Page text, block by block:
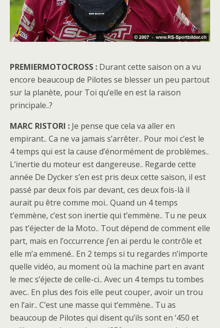
PREMIERMOTOCROSS : Durant cette saison on a vu
encore beaucoup de Pilotes se blesser un peu partout
sur la planète, pour Toi qu’elle en est la raison
principale..?
MARC RISTORI : Je pense que cela va aller en
empirant.. Ca ne va jamais s’arrêter.. Pour moi c’est le
4 temps qui est la cause d’énormément de problèmes..
L’inertie du moteur est dangereuse.. Regarde cette
année De Dycker s’en est pris deux cette saison, il est
passé par deux fois par devant, ces deux fois-là il
aurait pu être comme moi.. Quand un 4 temps
t’emmène, c’est son inertie qui t’emmène.. Tu ne peux
pas t’éjecter de la Moto.. Tout dépend de comment elle
part, mais en l’occurrence j’en ai perdu le contrôle et
elle m’a emmené.. En 2 temps si tu regardes n’importe
quelle vidéo, au moment où la machine part en avant
le mec s’éjecte de celle-ci.. Avec un 4 temps tu tombes
avec.. En plus des fois elle peut couper, avoir un trou
en l’air.. C’est une masse qui t’emmène.. Tu as
beaucoup de Pilotes qui disent qu’ils sont en ‘450 et